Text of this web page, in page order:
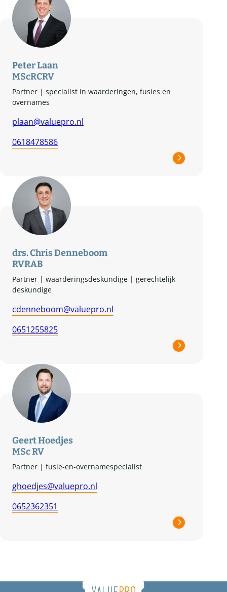
Peter Laan
MScRCRV
Partner | specialist in waarderingen, fusies en
overnames
plaan@valuepro.nl
0618478586
drs. Chris Denneboom
RVRAB
Partner | waarderingsdeskundige | gerechtelijk
deskundige
cdenneboom@valuepro.nl
0651255825
Geert Hoedjes
MSc RV
Partner | fusie-en-overnamespecialist
ghoedjes@valuepro.nl
0652362351